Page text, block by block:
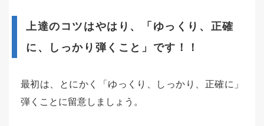
上達のコツはやはり、「ゆっくり、正確
に、しっかり弾くこと」です！！
最初は、とにかく「ゆっくり、しっかり、正確に」
弾くことに留意しましょう。